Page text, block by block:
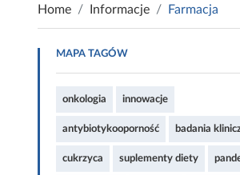
Home Informacje Farmacja
MAPA TAGÓW
onkologia innowacje
antybiotykooporność badania
cukrzyca suplementy diety